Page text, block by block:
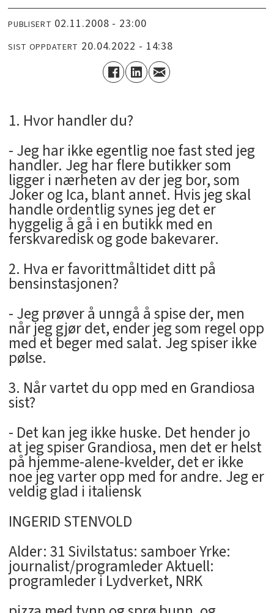
PUBLISERT 02.11.2008 - 23:00
SIST OPPDATERT 20.04.2022 - 14:38
1. Hvor handler du?
- Jeg har ikke egentlig noe fast sted jeg
handler. Jeg har flere butikker som
ligger i nærheten av der jeg bor, som
Joker og Ica, blant annet. Hvis jeg skal
handle ordentlig synes jeg det er
hyggelig å gå i en butikk med en
ferskvaredisk og gode bakevarer.
2. Hva er favorittmåltidet ditt på
bensinstasjonen?
- Jeg prøver å unngå å spise der, men
når jeg gjør det, ender jeg som regel opp
med et beger med salat. Jeg spiser ikke
pølse.
3. Når vartet du opp med en Grandiosa
sist?
- Det kan jeg ikke huske. Det hender jo
at jeg spiser Grandiosa, men det er helst
på hjemme-alene-kvelder, det er ikke
noe jeg varter opp med for andre. Jeg er
veldig glad i italiensk
INGERID STENVOLD
Alder: 31 Sivilstatus: samboer Yrke:
journalist/programleder Aktuell:
programleder i Lydverket, NRK